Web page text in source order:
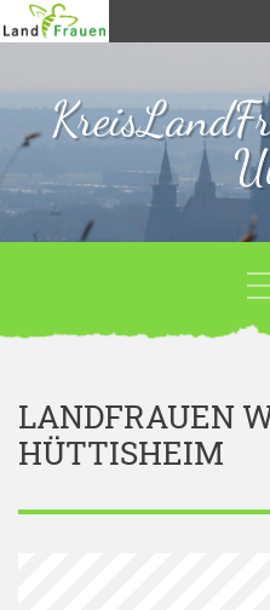
LANDFRAUEN
HÜTTISHEIM